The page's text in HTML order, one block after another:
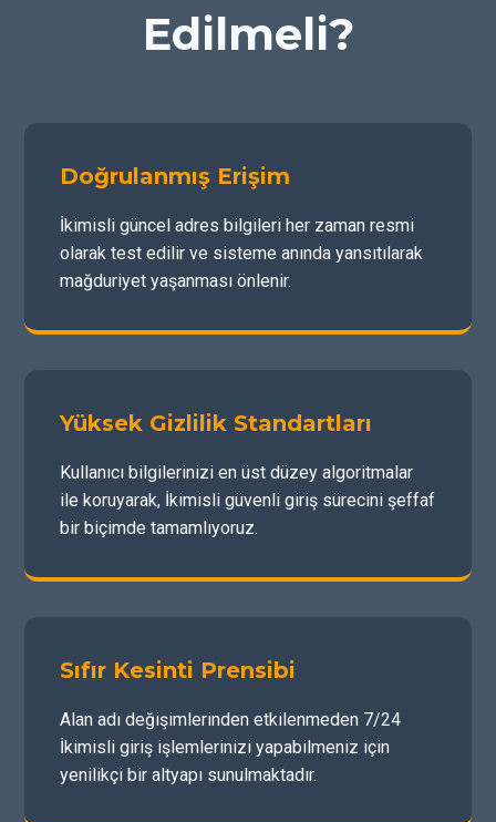
Edilmeli?
Doğrulanmış Erişim
İkimisli güncel adres bilgileri her zaman resmi
olarak test edilir ve sisteme anında yansıtılarak
mağduriyet yaşanması önlenir.
Yüksek Gizlilik Standartları
Kullanıcı bilgilerinizi en üst düzey algoritmalar
ile koruyarak, İkimisli güvenli giriş sürecini şeffaf
bir biçimde tamamlıyoruz.
Sıfır Kesinti Prensibi
Alan adı değişimlerinden etkilenmeden 7/24
İkimisli giriş işlemlerinizi yapabilmeniz için
yenilikçi bir altyapı sunulmaktadır.